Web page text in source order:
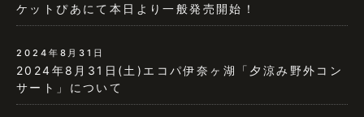
ケットぴあにて本日より一般発売開始！
2024年8月31日
2024年8月31日(土)エコパ伊奈ヶ湖「夕涼み野外コン
サート」について